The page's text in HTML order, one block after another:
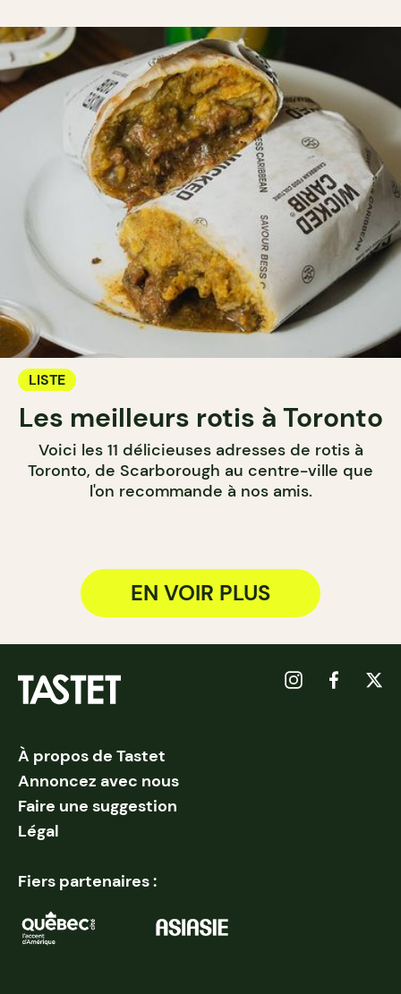
LISTE
Les meilleurs rotis à Toronto
Voici les 11 délicieuses adresses de rotis à
Toronto, de Scarborough au centre-ville que
l'on recommande à nos amis.
EN VOIR PLUS
À propos de Tastet
Annoncez avec nous
Faire une suggestion
Légal
Fiers partenaires :